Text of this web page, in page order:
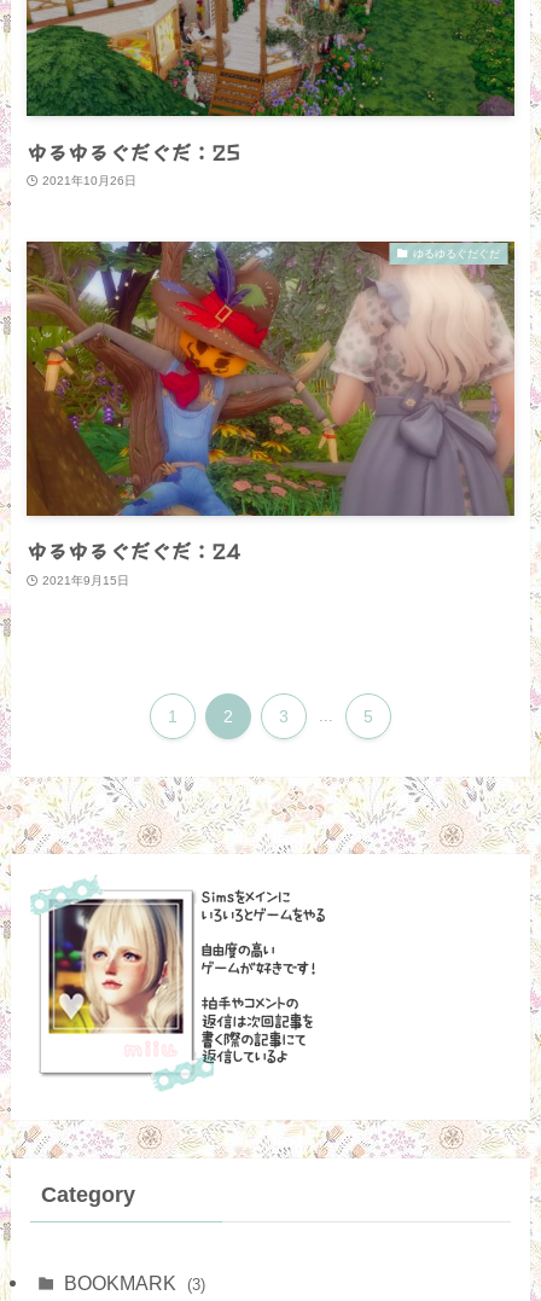
ゆるゆるぐだぐだ：25
2021年10月26日
ゆるゆるぐだぐだ
ゆるゆるぐだぐだ：24
2021年9月15日
1 2 3 ... 5
Category
BOOKMARK (3)